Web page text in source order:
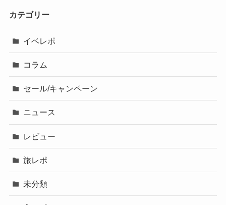
カテゴリー
イベレポ
コラム
セール/キャンペーン
ニュース
レビュー
旅レポ
未分類